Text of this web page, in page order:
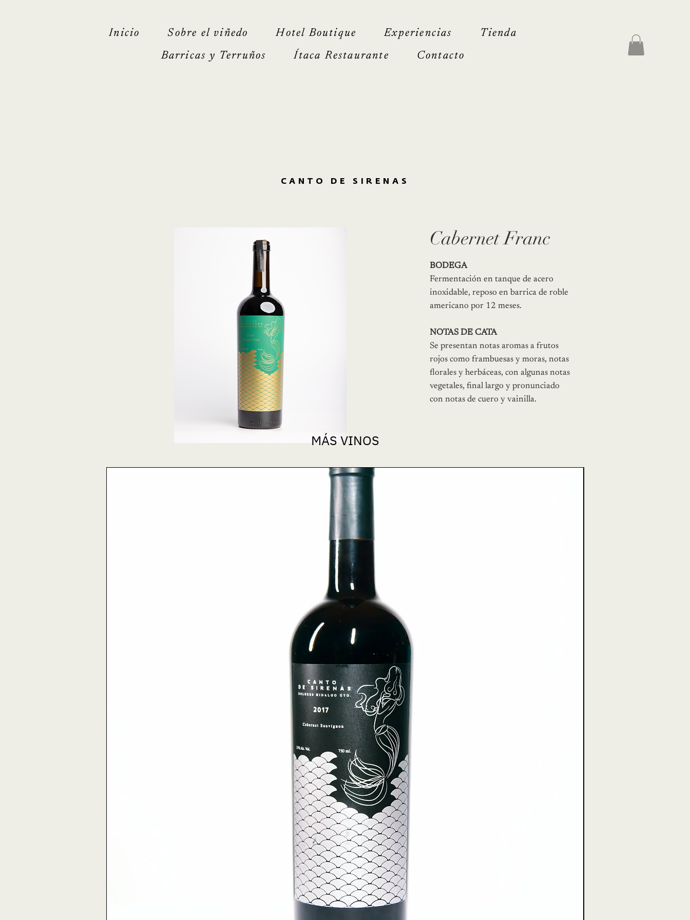
Inicio Sobre el viñedo Hotel Boutique Experiencias
Tienda
Barricas y Terruños
Ítaca Restaurante Contacto
CANTO DE SIRENAS
Cabernet Franc
BODEGA
Fermentación en tanque de acero
inoxidable, reposo en barrica de roble
americano por 12 meses.
NOTAS DE CATA
Se presentan notas aromas a frutos
rojos como frambuesas y moras, notas
florales y herbáceas, con algunas notas
vegetales, final largo y pronunciado
con notas de cuero y vainilla.
MÁS VINOS